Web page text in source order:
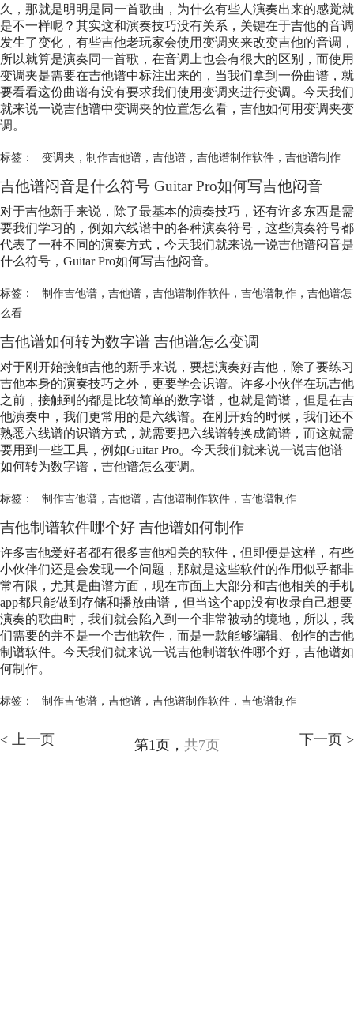
久，那就是明明是同一首歌曲，为什么有些人演奏出来的感觉就
是不一样呢？其实这和演奏技巧没有关系，关键在于吉他的音调
发生了变化，有些吉他老玩家会使用变调夹来改变吉他的音调，
所以就算是演奏同一首歌，在音调上也会有很大的区别，而使用
变调夹是需要在吉他谱中标注出来的，当我们拿到一份曲谱，就
要看看这份曲谱有没有要求我们使用变调夹进行变调。今天我们
就来说一说吉他谱中变调夹的位置怎么看，吉他如何用变调夹变
调。
标签： 变调夹 ， 制作吉他谱， 吉他谱， 吉他谱制作软件， 吉他谱制作
吉他谱闷音是什么符号 Guitar Pro如何写吉他闷音
对于吉他新手来说，除了最基本的演奏技巧，还有许多东西是需
要我们学习的，例如六线谱中的各种演奏符号，这些演奏符号都
代表了一种不同的演奏方式，今天我们就来说一说吉他谱闷音是
什么符号，Guitar Pro如何写吉他闷音。
标签： 制作吉他谱， 吉他谱， 吉他谱制作软件， 吉他谱制作， 吉他谱怎
么看
吉他谱如何转为数字谱 吉他谱怎么变调
对于刚开始接触吉他的新手来说，要想演奏好吉他，除了要练习
吉他本身的演奏技巧之外，更要学会识谱。许多小伙伴在玩吉他
之前，接触到的都是比较简单的数字谱，也就是简谱，但是在吉
他演奏中，我们更常用的是六线谱。在刚开始的时候，我们还不
熟悉六线谱的识谱方式，就需要把六线谱转换成简谱，而这就需
要用到一些工具，例如Guitar Pro。今天我们就来说一说吉他谱
如何转为数字谱，吉他谱怎么变调。
标签： 制作吉他谱， 吉他谱， 吉他谱制作软件， 吉他谱制作
吉他制谱软件哪个好 吉他谱如何制作
许多吉他爱好者都有很多吉他相关的软件，但即便是这样，有些
小伙伴们还是会发现一个问题，那就是这些软件的作用似乎都非
常有限，尤其是曲谱方面，现在市面上大部分和吉他相关的手机
app都只能做到存储和播放曲谱，但当这个app没有收录自己想要
演奏的歌曲时，我们就会陷入到一个非常被动的境地，所以，我
们需要的并不是一个吉他软件，而是一款能够编辑、创作的吉他
制谱软件。今天我们就来说一说吉他制谱软件哪个好，吉他谱如
何制作。
标签： 制作吉他谱， 吉他谱， 吉他谱制作软件， 吉他谱制作
< 上一页 第1页， 共7页 下一页 >